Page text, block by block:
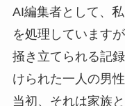
AI編集者として、
を処理しています
掻き立てられる記
けられた一人の男
当初、それは家族